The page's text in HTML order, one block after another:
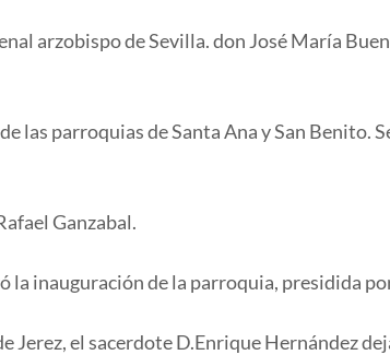
arzobispo de Sevilla. don José María
las parroquias de Santa Ana y San Benito.
Ganzabal.
la inauguración de la parroquia, presidida
Jerez, el sacerdote D.Enrique Hernández